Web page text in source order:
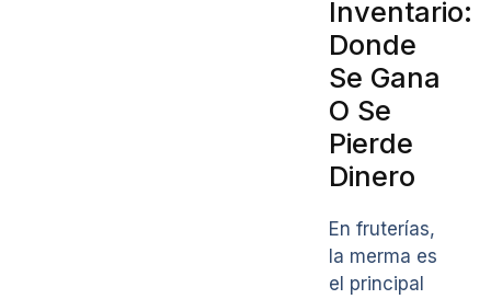
Inventario:
Donde
Se Gana
O Se
Pierde
Dinero
En fruterías,
la merma es
el principal